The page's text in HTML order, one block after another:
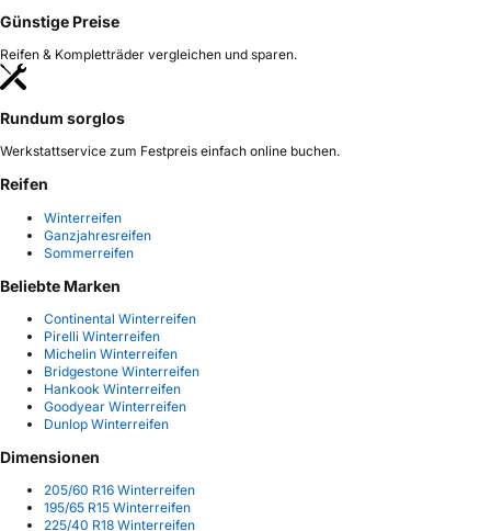
Günstige Preise
Reifen & Kompletträder vergleichen und sparen.
Rundum sorglos
Werkstattservice zum Festpreis einfach online buchen.
Reifen
Winterreifen
Ganzjahresreifen
Sommerreifen
Beliebte Marken
Continental Winterreifen
Pirelli Winterreifen
Michelin Winterreifen
Bridgestone Winterreifen
Hankook Winterreifen
Goodyear Winterreifen
Dunlop Winterreifen
Dimensionen
205/60 R16 Winterreifen
195/65 R15 Winterreifen
225/40 R18 Winterreifen